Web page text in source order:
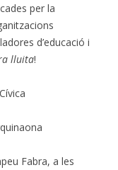
per la
d’educació i
lluita!
Fabra, a les